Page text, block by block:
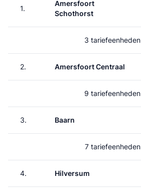
1.
Amersfoort
Schothorst
3 tariefeenheden
2. Amersfoort Centraal
9 tariefeenheden
3. Baarn
7 tariefeenheden
4. Hilversum